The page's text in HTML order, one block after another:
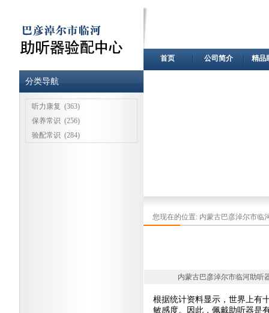
首页 公司简介 精品
分类导航
听力康复 (363)
保养常识 (256)
验配常识 (284)
您现在的位置: 内蒙古巴彦淖尔市临
内蒙古巴彦淖尔市临河助听
根据统计资料显示，世界上有
敏感度。因此，佩戴助听器是